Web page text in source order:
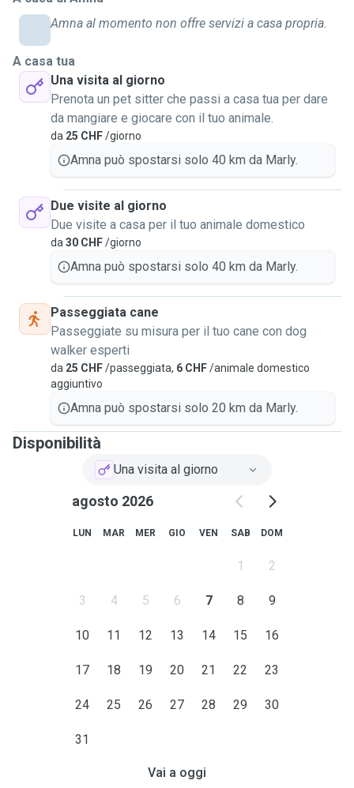
Amna al momento non offre servizi a casa propria.
A casa tua
Una visita al giorno
Prenota un pet sitter che passi a casa tua per dare
da mangiare e giocare con il tuo animale.
da 25 CHF/giorno
Amna può spostarsi solo 40 km da Marly.
Due visite al giorno
Due visite a casa per il tuo animale domestico
da 30 CHF/giorno
Amna può spostarsi solo 40 km da Marly.
Passeggiata cane
Passeggiate su misura per il tuo cane con dog
walker esperti
da 25 CHF/passeggiata, 6 CHF/animale domestico
aggiuntivo
Amna può spostarsi solo 20 km da Marly.
Disponibilità
Una visita al giorno
agosto 2026
LUN MAR MER GIO VEN SAB DOM
1 2
3 4 5 6 7 8 9
10 11 12 13 14 15 16
17 18 19 20 21 22 23
24 25 26 27 28 29 30
31
Vai a oggi